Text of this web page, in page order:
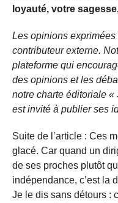
loyauté, votre
Les opinions exprimées
contributeur externe.
plateforme qui
des opinions et les
notre charte éditoriale
est invité à publier ses
Suite de l’article : Ces
glacé. Car quand un
de ses proches plutôt
indépendance, c’est la
Je le dis sans détours :